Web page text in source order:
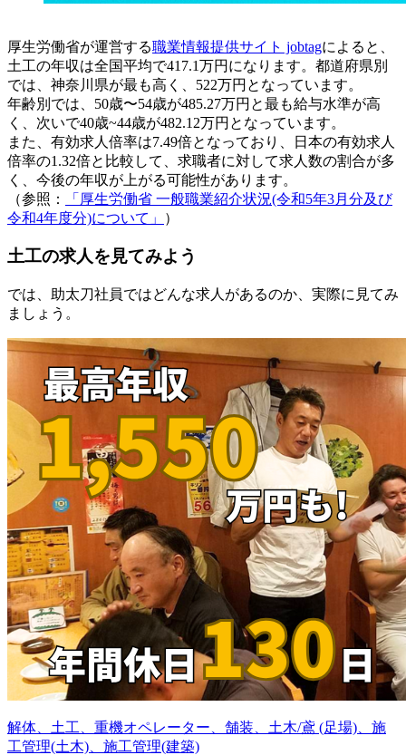
厚生労働省が運営する職業情報提供サイト jobtagによると、
土工の年収は全国平均で417.1万円になります。都道府県別
では、神奈川県が最も高く、522万円となっています。
年齢別では、50歳〜54歳が485.27万円と最も給与水準が高
く、次いで40歳~44歳が482.12万円となっています。
また、有効求人倍率は7.49倍となっており、日本の有効求人
倍率の1.32倍と比較して、求職者に対して求人数の割合が多
く、今後の年収が上がる可能性があります。
（参照：
「厚生労働省 一般職業紹介状況(令和5年3月分及び
令和4年度分)について」
）
土工の求人を見てみよう
では、助太刀社員ではどんな求人があるのか、実際に見てみ
ましょう。
解体、土工、重機オペレーター、舗装、土木/鳶 (足場)、施
工管理(土木)、施工管理(建築)